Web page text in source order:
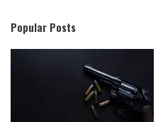
Popular Posts